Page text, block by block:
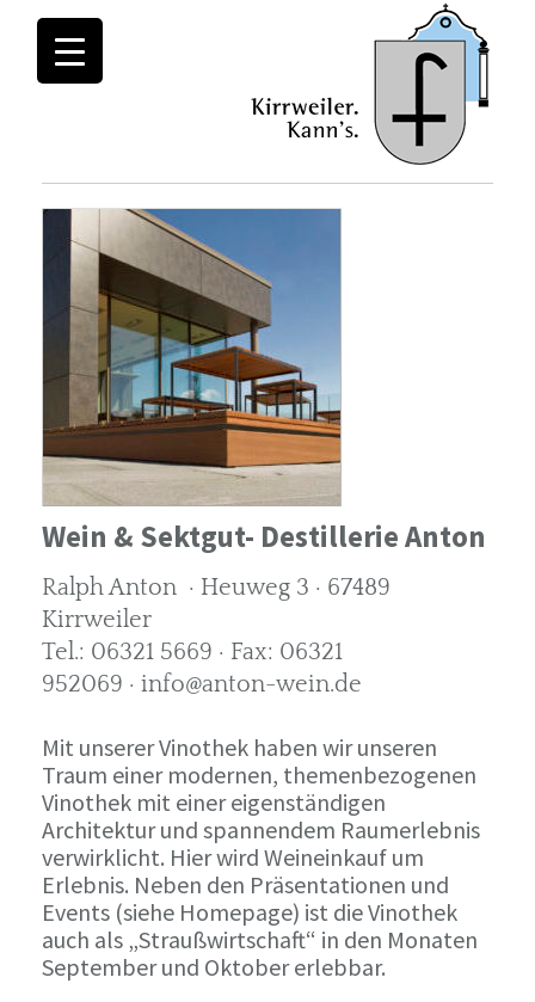
Wein & Sektgut- Destillerie Anton
Ralph Anton · Heuweg 3 · 67489
Kirrweiler
Tel.: 06321 5669 · Fax: 06321
952069 · info@anton-wein.de
Mit unserer Vinothek haben wir unseren
Traum einer modernen, themenbezogenen
Vinothek mit einer eigenständigen
Architektur und spannendem Raumerlebnis
verwirklicht. Hier wird Weineinkauf um
Erlebnis. Neben den Präsentationen und
Events (siehe Homepage) ist die Vinothek
auch als „Straußwirtschaft“ in den Monaten
September und Oktober erlebbar.